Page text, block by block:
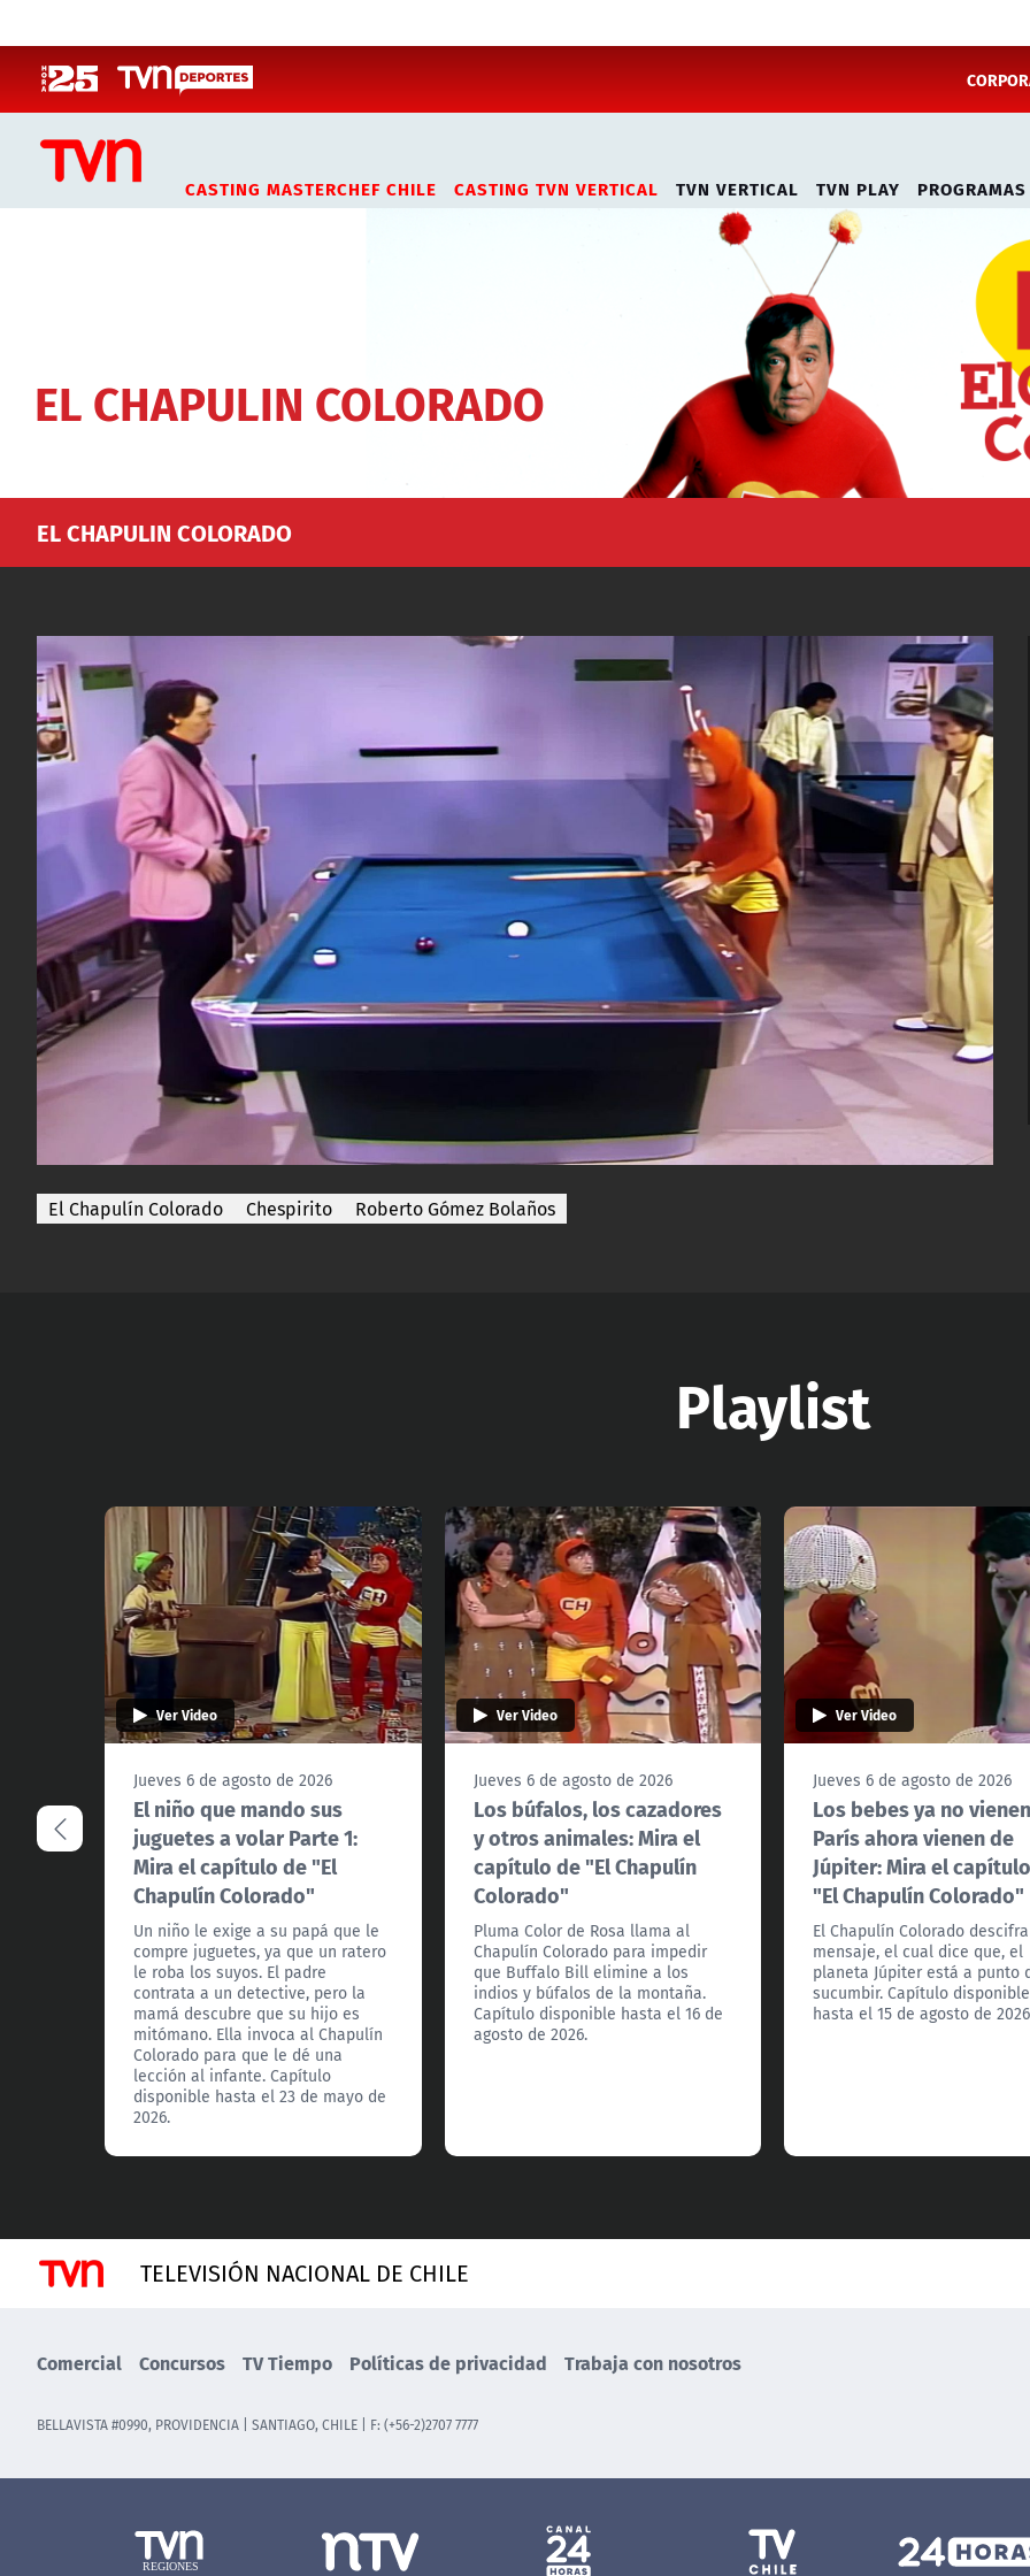
CASTING MASTERCHEF CHILE CASTING TVN VERTICAL TVN VERTICAL TVN PLAY PROGRAMAS
EL CHAPULIN COLORADO
EL CHAPULIN COLORADO
El Chapulín Colorado Chespirito Roberto Gómez Bolaños
Playlist
Ver Video
Jueves 6 de agosto de 2026
El niño que mando sus
juguetes a volar Parte 1:
Mira el capítulo de "El
Chapulín Colorado"
Un niño le exige a su papá que le
compre juguetes, ya que un ratero
le roba los suyos. El padre
contrata a un detective, pero la
mamá descubre que su hijo es
mitómano. Ella invoca al Chapulín
Colorado para que le dé una
lección al infante. Capítulo
disponible hasta el 23 de mayo de
2026.
Ver Video
Jueves 6 de agosto de 2026
Los búfalos, los cazadores
y otros animales: Mira el
capítulo de "El Chapulín
Colorado"
Pluma Color de Rosa llama al
Chapulín Colorado para impedir
que Buffalo Bill elimine a los
indios y búfalos de la montaña.
Capítulo disponible hasta el 16 de
agosto de 2026.
Ver Video
Jueves 6 de agosto de 2026
Los bebes ya no
París ahora vienen de
Júpiter: Mira el
"El Chapulín Colorado"
El Chapulín Colorado
mensaje, el cual dice que, el
planeta Júpiter está a punto
sucumbir. Capítulo disponible
hasta el 15 de agosto de
TELEVISIÓN NACIONAL DE CHILE
Comercial Concursos TV Tiempo Políticas de privacidad Trabaja con nosotros
BELLAVISTA #0990, PROVIDENCIA | SANTIAGO, CHILE | F: (+56-2)2707 7777